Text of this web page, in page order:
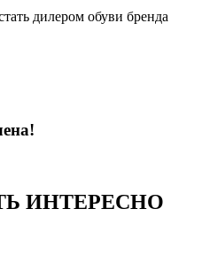
дилером обуви бренда
ИНТЕРЕСНО